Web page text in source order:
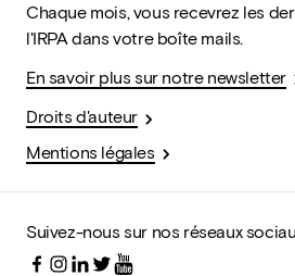
Chaque mois, vous recevrez les
l'IRPA dans votre boîte mails.
En savoir plus sur notre newsletter
Droits d'auteur
Mentions légales
Suivez-nous sur nos réseaux